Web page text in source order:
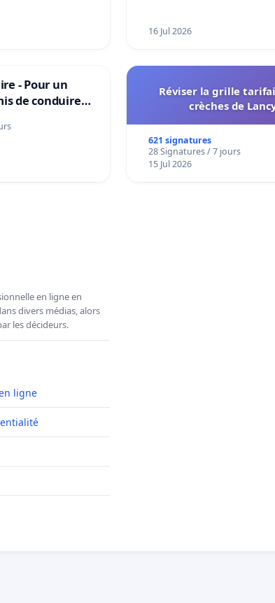
16 Jul 2026
- Pour un
de conduire
langues
Réviser la grille
crèches de
621 signatures
28 Signatures / 7 jours
15 Jul 2026
en ligne en
divers médias, alors
les décideurs.
ligne